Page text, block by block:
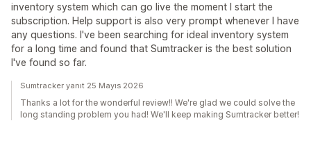
inventory system which can go live the moment I start the
subscription. Help support is also very prompt whenever I have
any questions. I've been searching for ideal inventory system
for a long time and found that Sumtracker is the best solution
I've found so far.
Sumtracker yanıt 25 Mayıs 2026
Thanks a lot for the wonderful review!! We're glad we could solve the
long standing problem you had! We'll keep making Sumtracker better!